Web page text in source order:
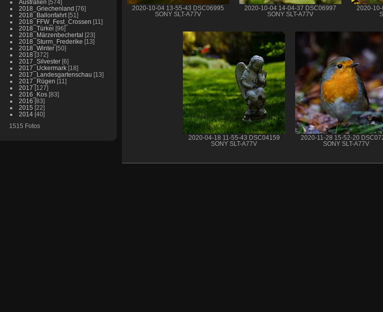
Australien [574]
2018_Griechenland [76]
2018_Ballonfahrt [51]
2018_FFW_Fest_Crossen [11]
2018_Türkei [96]
2018_Märzenbechertal [23]
2018_Sturm_Frederike [13]
2018_Winter [50]
2018 [372]
2017_Silvester [6]
2017_Uckermark [18]
2017_Landesgartenschau [13]
2017_Rügen [11]
2017 [127]
2016_Kos [83]
2016 [83]
2015 [22]
2014 [40]
1515 Fotos
2020-10-04 13-55-43 DSC06995
SONY SLT-A77V
2020-10-04 14-04-37 DSC06997
SONY SLT-A77V
2020-
2020-04-18 11-55-43 DSC04159
SONY SLT-A77V
2020-11-28 15-52-20
SONY SLT-A77V